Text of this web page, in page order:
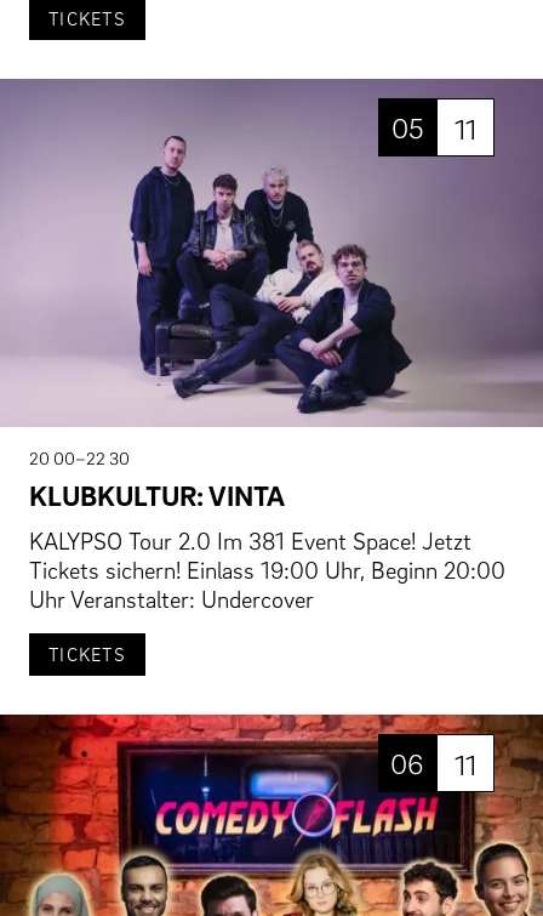
TICKETS
05 11
20 00–22 30
KLUBKULTUR: VINTA
KALYPSO Tour 2.0 Im 381 Event Space! Jetzt
Tickets sichern! Einlass 19:00 Uhr, Beginn 20:00
Uhr Veranstalter: Undercover
TICKETS
06 11